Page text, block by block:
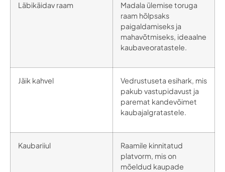
Läbikäidav raam
Madala ülemise toruga
raam hõlpsaks
paigaldamiseks ja
mahavõtmiseks, ideaalne
kaubaveoratastele.
Jäik kahvel
Vedrustuseta esihark, mis
pakub vastupidavust ja
paremat kandevõimet
kaubajalgratastele.
Kaubariiul
Raamile kinnitatud
platvorm, mis on
mõeldud kaupade